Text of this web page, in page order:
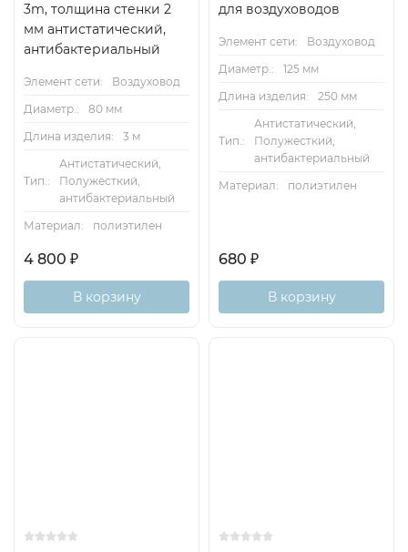
3m, толщина стенки 2
мм антистатический,
антибактериальный
Элемент сети:
Воздуховод
Диаметр.:
80 мм
Длина изделия:
3 м
Тип.:
Антистатический,
Полужесткий,
антибактериальный
Материал:
полиэтилен
4 800 ₽
В корзину
для воздуховодов
Элемент сети:
Воздуховод
Диаметр.:
125 мм
Длина изделия:
250 мм
Тип.:
Антистатический,
Полужесткий,
антибактериальный
Материал:
полиэтилен
680 ₽
В корзину